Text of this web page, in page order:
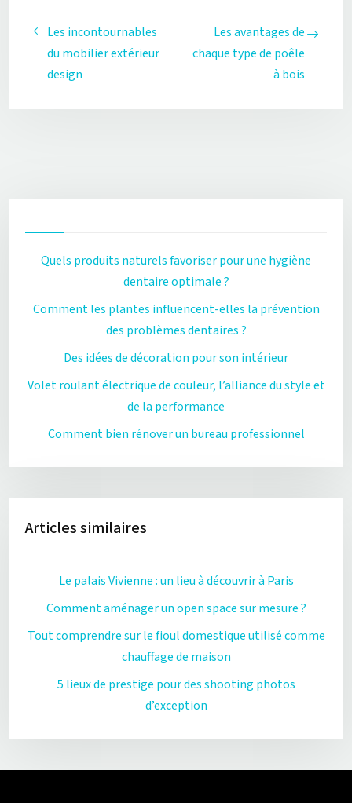
Les incontournables
du mobilier extérieur
design
Les avantages de
chaque type de poêle
à bois
Quels produits naturels favoriser pour une hygiène
dentaire optimale ?
Comment les plantes influencent-elles la prévention
des problèmes dentaires ?
Des idées de décoration pour son intérieur
Volet roulant électrique de couleur, l’alliance du style et
de la performance
Comment bien rénover un bureau professionnel
Articles similaires
Le palais Vivienne : un lieu à découvrir à Paris
Comment aménager un open space sur mesure ?
Tout comprendre sur le fioul domestique utilisé comme
chauffage de maison
5 lieux de prestige pour des shooting photos
d’exception